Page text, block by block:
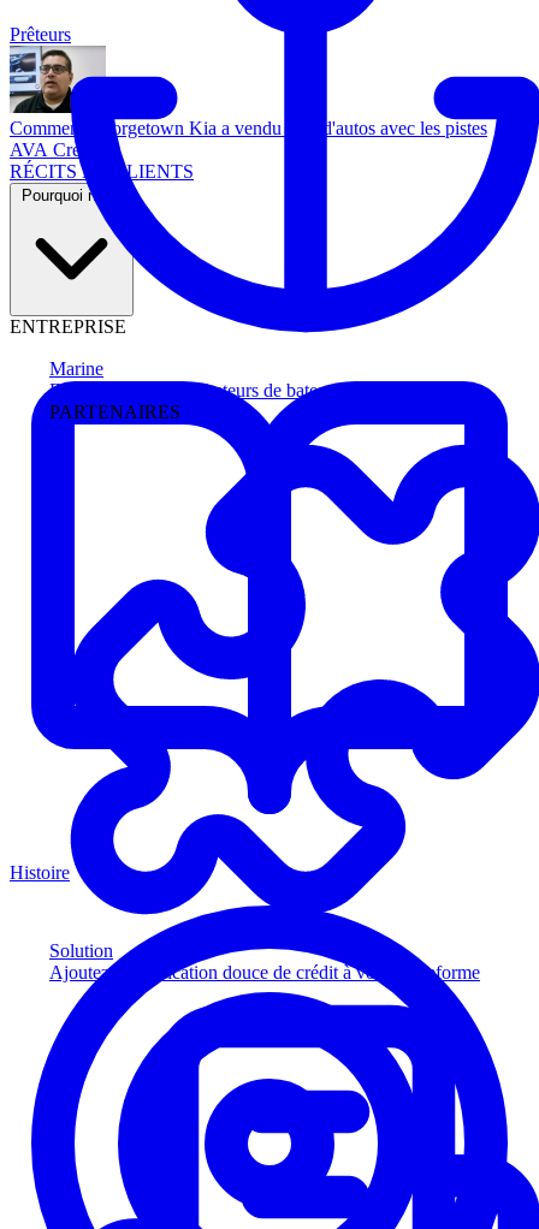
Marine
Faites avancer les acheteurs de bateau
PARTENAIRES
Solution
Ajoutez la vérification douce de crédit à votre plateforme
Prêteurs
Comment Georgetown Kia a vendu plus d'autos avec les pistes
AVA Credit
RÉCITS DE CLIENTS
Pourquoi nous
ENTREPRISE
Histoire